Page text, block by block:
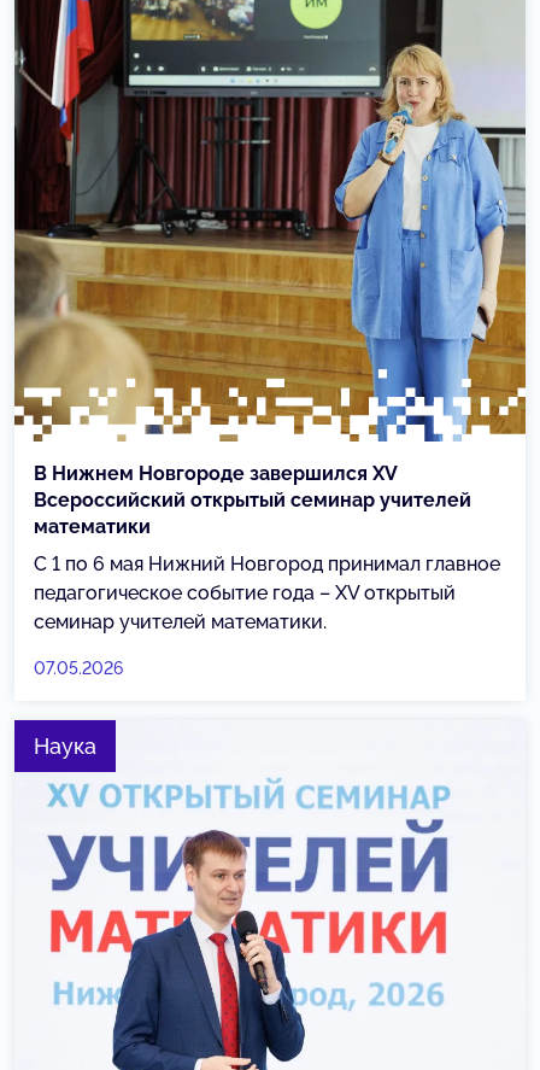
В Нижнем Новгороде завершился XV
Всероссийский открытый семинар учителей
математики
С 1 по 6 мая Нижний Новгород принимал главное
педагогическое событие года – XV открытый
семинар учителей математики.
07.05.2026
Наука